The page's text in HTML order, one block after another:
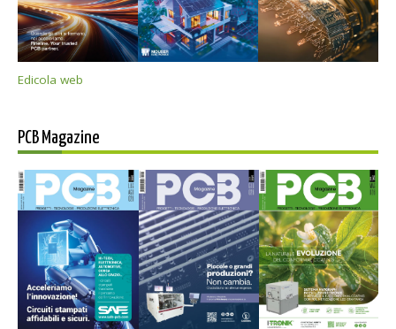
Edicola web
PCB Magazine